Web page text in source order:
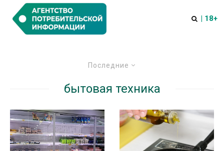
| 18+
Последние
бытовая техника